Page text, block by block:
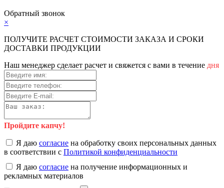
Обратный звонок
×
ПОЛУЧИТЕ РАСЧЕТ СТОИМОСТИ ЗАКАЗА И СРОКИ
ДОСТАВКИ ПРОДУКЦИИ
Наш менеджер сделает расчет и свяжется с вами в течение дня
Пройдите капчу!
Я даю согласие на обработку своих персональных данных
в соответствии с Политикой конфиденциальности
Я даю согласие на получение информационных и
рекламных материалов